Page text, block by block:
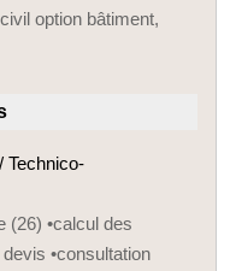
option bâtiment,
Technico-
(26) •calcul des
•consultation